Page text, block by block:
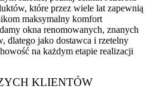
które przez wiele lat zapewnią
maksymalny komfort
okna renomowanych, znanych
dlatego jako dostawca i rzetelny
na każdym etapie realizacji
KLIENTÓW